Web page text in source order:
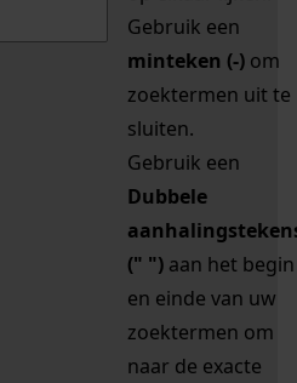
Gebruik een
minteken (-) om
zoektermen uit te
sluiten.
Gebruik een
Dubbele
(" ") aan het begin
en einde van uw
zoektermen om
naar de exacte